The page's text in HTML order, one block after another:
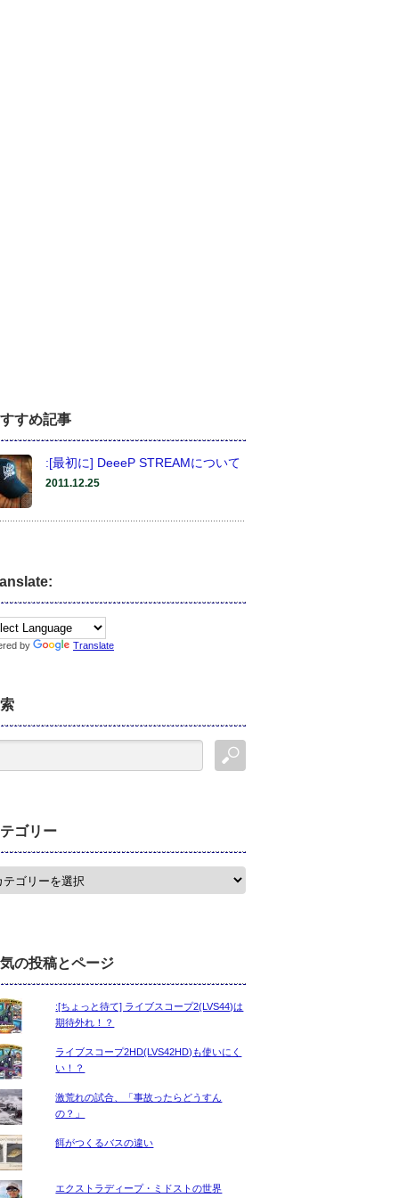
すめ記事
:[最初に] DeeeP STREAMについて
2011.12.25
by Translate
ゴリー
の投稿とページ
:[ちょっと待て] ライブスコープ2(LVS44)は
期待外れ！？
ライブスコープ2HD(LVS42HD)も使いにく
い！？
激荒れの試合、「事故ったらどうすん
の？」
餌がつくるバスの違い
エクストラディープ・ミドストの世界